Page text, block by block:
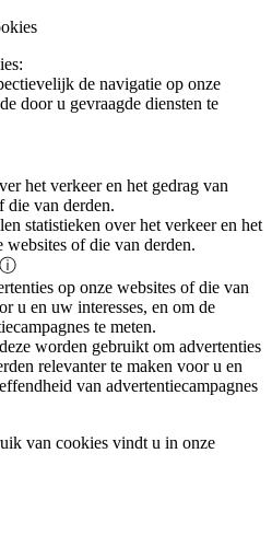
de navigatie op onze
door u gevraagde diensten te
het verkeer en het gedrag van
die van derden.
statistieken over het verkeer en het
websites of die van derden.
ⓘ
op onze websites of die van
u en uw interesses, en om de
te meten.
deze worden gebruikt om advertenties
relevanter te maken voor u en
van advertentiecampagnes
van cookies vindt u in onze